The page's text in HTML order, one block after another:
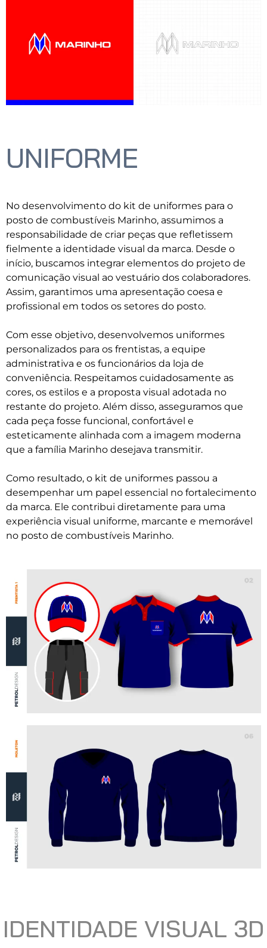
UNIFORME
No desenvolvimento do kit de uniformes para o
posto de combustíveis Marinho, assumimos a
responsabilidade de criar peças que refletissem
fielmente a identidade visual da marca. Desde o
início, buscamos integrar elementos do projeto de
comunicação visual ao vestuário dos colaboradores.
Assim, garantimos uma apresentação coesa e
profissional em todos os setores do posto.
Com esse objetivo, desenvolvemos uniformes
personalizados para os frentistas, a equipe
administrativa e os funcionários da loja de
conveniência. Respeitamos cuidadosamente as
cores, os estilos e a proposta visual adotada no
restante do projeto. Além disso, asseguramos que
cada peça fosse funcional, confortável e
esteticamente alinhada com a imagem moderna
que a família Marinho desejava transmitir.
Como resultado, o kit de uniformes passou a
desempenhar um papel essencial no fortalecimento
da marca. Ele contribui diretamente para uma
experiência visual uniforme, marcante e memorável
no posto de combustíveis Marinho.
IDENTIDADE VISUAL 3D